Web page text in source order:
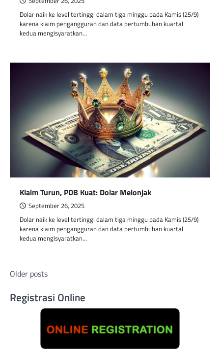
Dolar naik ke level tertinggi dalam tiga minggu pada Kamis (25/9)
karena klaim pengangguran dan data pertumbuhan kuartal
kedua mengisyaratkan…
Klaim Turun, PDB Kuat: Dolar Melonjak
September 26, 2025
Dolar naik ke level tertinggi dalam tiga minggu pada Kamis (25/9)
karena klaim pengangguran dan data pertumbuhan kuartal
kedua mengisyaratkan…
Posts
navigation
Older posts
Registrasi Online